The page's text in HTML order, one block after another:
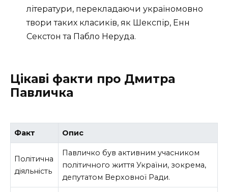
літератури, перекладаючи україномовно
твори таких класиків, як Шекспір, Енн
Секстон та Пабло Неруда.
Цікаві факти про Дмитра
Павличка
Факт Опис
Політична
діяльність
Павличко був активним учасником
політичного життя України, зокрема,
депутатом Верховної Ради.